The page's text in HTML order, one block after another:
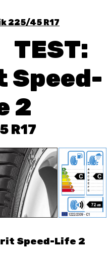
225/45 R17
TEST:
Speed-
2
R17
Speed-Life 2